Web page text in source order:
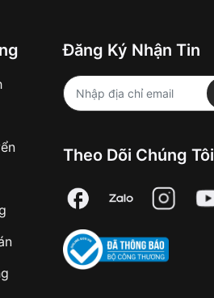
Đăng Ký Nhận Tin
Theo Dõi Chúng Tôi